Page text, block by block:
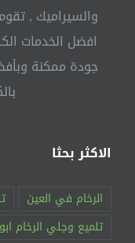
والسيراميك ,
افضل الخدمات
جودة ممكنة
الاكثر بحثا
الرخام في العين
تلميع وجلي الرخام